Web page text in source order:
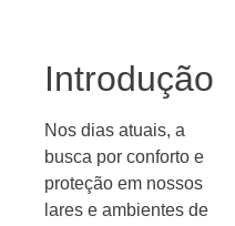
Introdução
Nos dias atuais, a
busca por conforto e
proteção em nossos
lares e ambientes de